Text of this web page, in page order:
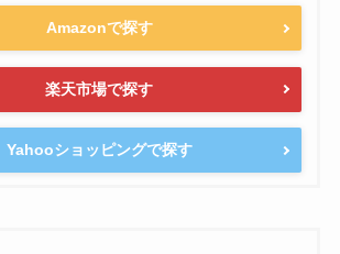
Amazonで探す
楽天市場で探す
Yahooショッピングで探す